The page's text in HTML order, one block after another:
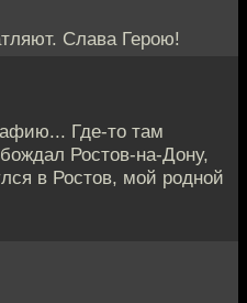
Слава Герою!
Где-то там
Ростов-на-Дону,
в Ростов, мой родной